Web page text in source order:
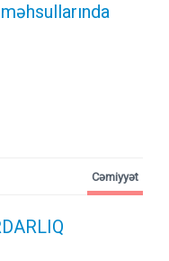
Cəmiyyət